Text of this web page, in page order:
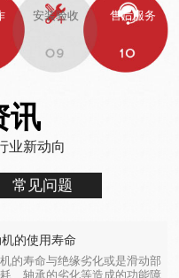
安装验收 售后服务
讯
业新动向
常见问题
的使用寿命
的寿命与绝缘劣化或是滑动部
、轴承的劣化等造成的功能障